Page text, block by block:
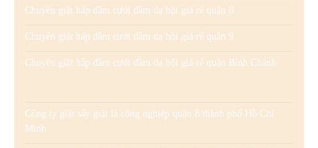
Chuyên giặt hấp đầm cưới đầm dạ hội giá rẻ quận 8
Chuyên giặt hấp đầm cưới đầm dạ hội giá rẻ quận 9
Chuyên giặt hấp đầm cưới đầm dạ hội giá rẻ quận Bình Chánh
Công ty giặt sấy giặt là công nghiệp quận 8 thành phố Hồ Chí
Minh